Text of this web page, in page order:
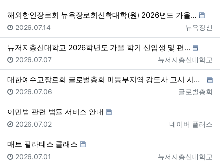
해외한인장로회 뉴욕장로회신학대학(원) 2026년도 가을…
등록자
뉴욕장신
등록일
2026.07.14
뉴저지총신대학교 2026학년도 가을 학기 신입생 및 편…
등록자
뉴저지총신대학교
등록일
2026.07.07
대한예수교장로회 글로벌총회 미동부지역 강도사 고시 시행…
등록자
글로벌총회
등록일
2026.07.06
이민법 관련 법률 서비스 안내
등록자
네이버 플러스
등록일
2026.07.02
매트 필라테스 클래스
등록자
뉴저지총신대학교
등록일
2026.07.01